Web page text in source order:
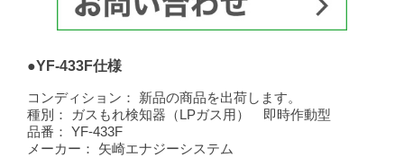
●YF-433F仕様
コンディション：
新品の商品を出荷します。
種別：
ガスもれ検知器（LPガス用） 即時作動型
品番：
YF-433F
メーカー：
矢崎エナジーシステム